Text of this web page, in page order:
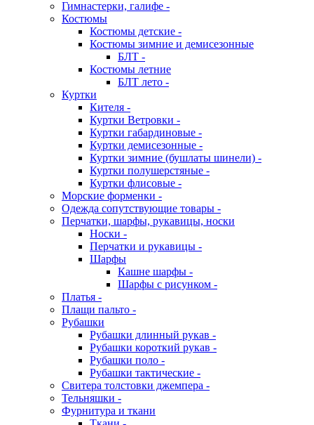
Гимнастерки, галифе -
Костюмы
Костюмы детские -
Костюмы зимние и демисезонные
БЛТ -
Костюмы летние
БЛТ лето -
Куртки
Кителя -
Куртки Ветровки -
Куртки габардиновые -
Куртки демисезонные -
Куртки зимние (бушлаты шинели) -
Куртки полушерстяные -
Куртки флисовые -
Морские форменки -
Одежда сопутствующие товары -
Перчатки, шарфы, рукавицы, носки
Носки -
Перчатки и рукавицы -
Шарфы
Кашне шарфы -
Шарфы с рисунком -
Платья -
Плащи пальто -
Рубашки
Рубашки длинный рукав -
Рубашки короткий рукав -
Рубашки поло -
Рубашки тактические -
Свитера толстовки джемпера -
Тельняшки -
Фурнитура и ткани